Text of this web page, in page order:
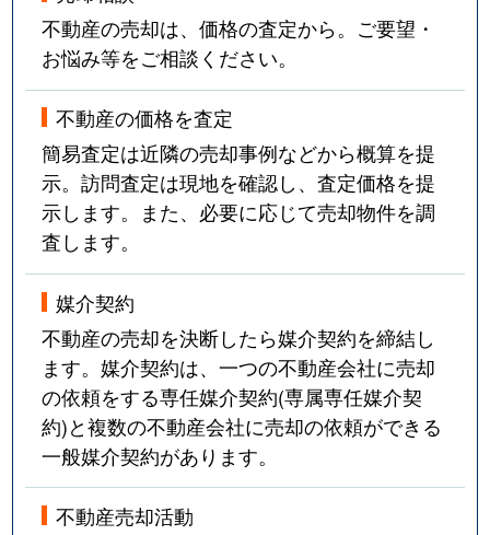
不動産の売却は、価格の査定から。ご要望・
お悩み等をご相談ください。
不動産の価格を査定
簡易査定は近隣の売却事例などから概算を提
示。訪問査定は現地を確認し、査定価格を提
示します。また、必要に応じて売却物件を調
査します。
媒介契約
不動産の売却を決断したら媒介契約を締結し
ます。媒介契約は、一つの不動産会社に売却
の依頼をする専任媒介契約(専属専任媒介契
約)と複数の不動産会社に売却の依頼ができる
一般媒介契約があります。
不動産売却活動